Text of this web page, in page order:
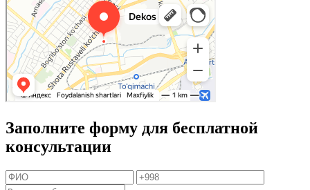
Заполните форму для бесплатной
консультации